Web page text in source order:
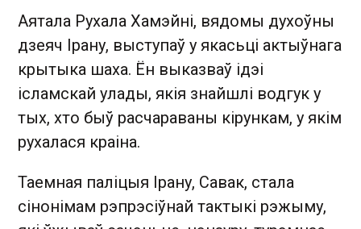
Аятала Рухала Хамэйні, вядомы духоўны
дзеяч Ірану, выступаў у якасьці актыўнага
крытыка шаха. Ён выказваў ідэі
ісламскай улады, якія знайшлі водгук у
тых, хто быў расчараваны кірункам, у якім
рухалася краіна.
Таемная паліцыя Ірану, Савак, стала
сінонімам рэпрэсіўнай тактыкі рэжыму,